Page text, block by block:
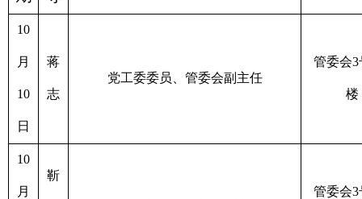
10
月
10
日
蒋
志
党工委委员、管委会副主任
管委会3
楼
10
月
靳
管委会3